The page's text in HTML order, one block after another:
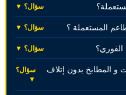
سؤال؟ ▼
المستعملة ؟ سؤال؟ ▼
الفوري؟ سؤال؟ ▼
المطابخ بدون إتلاف
سؤال؟
▼